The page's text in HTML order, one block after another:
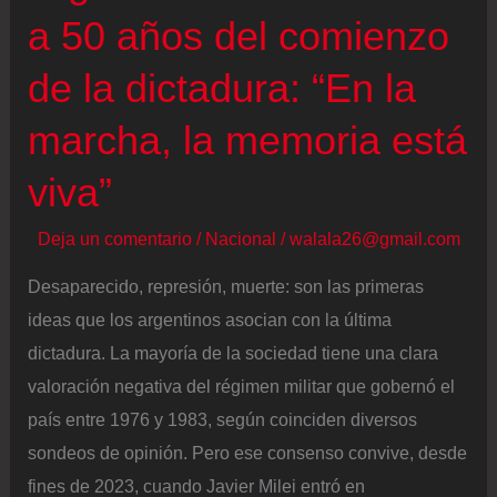
a 50 años del comienzo
de la dictadura: “En la
marcha, la memoria está
viva”
Deja un comentario / Nacional /walala26@gmail.com
Desaparecido, represión, muerte: son las primeras
ideas que los argentinos asocian con la última
dictadura. La mayoría de la sociedad tiene una clara
valoración negativa del régimen militar que gobernó el
país entre 1976 y 1983, según coinciden diversos
sondeos de opinión. Pero ese consenso convive, desde
fines de 2023, cuando Javier Milei entró en